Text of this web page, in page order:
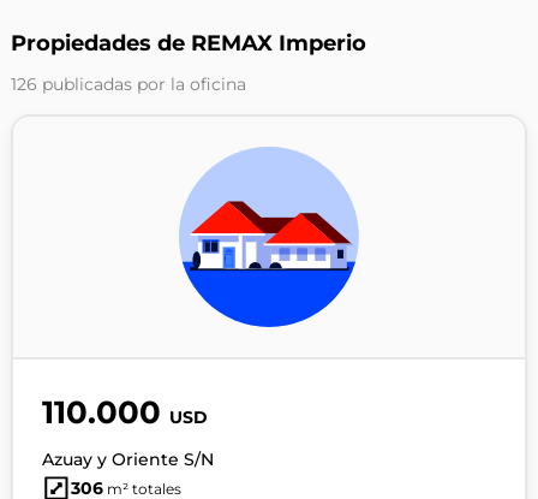
Propiedades de REMAX Imperio
126 publicadas por la oficina
110.000 USD
Azuay y Oriente S/N
306m² totales